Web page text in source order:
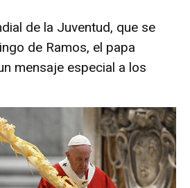
de la Juventud, que se
de Ramos, el papa
mensaje especial a los